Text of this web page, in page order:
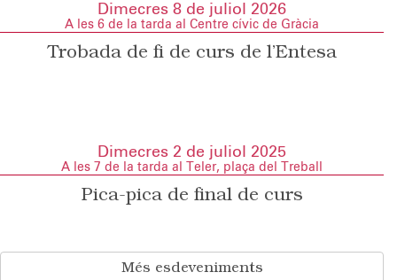
Dimecres 8 de juliol 2026
A les 6 de la tarda al Centre cívic de Gràcia
Trobada de fi de curs de l’Entesa
Dimecres 2 de juliol 2025
A les 7 de la tarda al Teler, plaça del Treball
Pica-pica de final de curs
Més esdeveniments